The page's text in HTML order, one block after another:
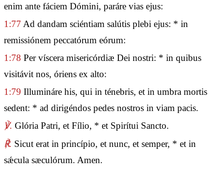
enim ante fáciem Dómini, paráre vias ejus:
1:77 Ad dandam sciéntiam salútis plebi ejus: * in
remissiónem peccatórum eórum:
1:78 Per víscera misericórdiæ Dei nostri: * in quibus
visitávit nos, óriens ex alto:
1:79 Illumináre his, qui in ténebris, et in umbra mortis
sedent: * ad dirigéndos pedes nostros in viam pacis.
℣. Glória Patri, et Fílio, * et Spirítui Sancto.
℟. Sicut erat in princípio, et nunc, et semper, * et in
sǽcula sæculórum. Amen.